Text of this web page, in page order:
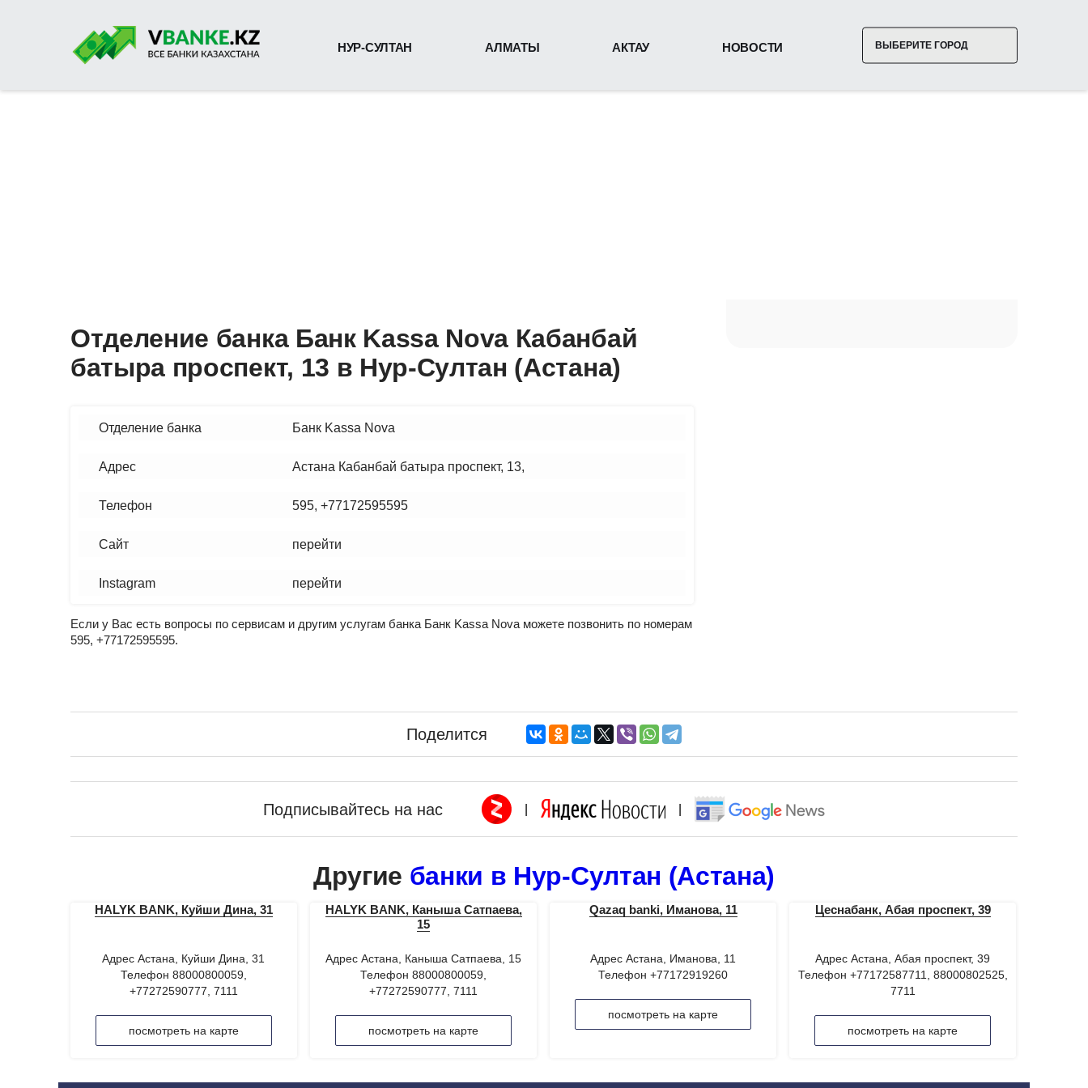
НУР-СУЛТАН АЛМАТЫ АКТАУ НОВОСТИ ВЫБЕРИТЕ ГОРОД
Отделение банка Банк Kassa Nova Кабанбай
батыра проспект, 13 в Нур-Султан (Астана)
Отделение банка Банк Kassa Nova
Адрес Астана Кабанбай батыра проспект, 13,
Телефон 595, +77172595595
Сайт перейти
Instagram перейти
Если у Вас есть вопросы по сервисам и другим услугам банка Банк Kassa Nova можете позвонить по номерам
595, +77172595595.
Поделится
Подписывайтесь на нас
Другие банки в Нур-Султан (Астана)
HALYK BANK, Куйши Дина, 31
Адрес Астана, Куйши Дина, 31
Телефон 88000800059,
+77272590777, 7111
посмотреть на карте
HALYK BANK, Каныша Сатпаева,
15
Адрес Астана, Каныша Сатпаева, 15
Телефон 88000800059,
+77272590777, 7111
посмотреть на карте
Qazaq banki, Иманова, 11
Адрес Астана, Иманова, 11
Телефон +77172919260
посмотреть на карте
Цеснабанк, Абая проспект, 39
Адрес Астана, Абая проспект, 39
Телефон +77172587711, 88000802525,
7711
посмотреть на карте